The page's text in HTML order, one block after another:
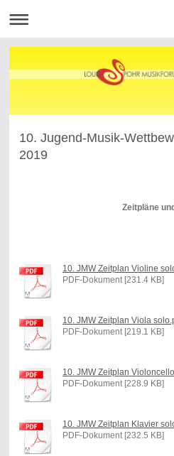
10. Jugend-Musik-
2019
Zeitpläne
10. JMW Zeitplan Violine
PDF-Dokument [231.4 KB]
10. JMW Zeitplan Viola
PDF-Dokument [219.1 KB]
10. JMW Zeitplan
PDF-Dokument [228.9 KB]
10. JMW Zeitplan Klavier
PDF-Dokument [232.5 KB]